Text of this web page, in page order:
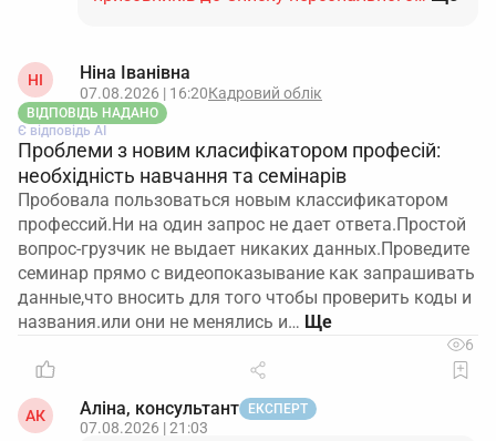
НІ Ніна Іванівна
07.08.2026 | 16:20Кадровий облік
ВІДПОВІДЬ НАДАНО
Є відповідь АІ
Проблеми з новим класифікатором професій:
необхідність навчання та семінарів
Пробовала пользоваться новым классификатором
профессий.Ни на один запрос не дает ответа.Простой
вопрос-грузчик не выдает никаких данных.Проведите
семинар прямо с видеопоказывание как запрашивать
данные,что вносить для того чтобы проверить коды и
названия.или они не менялись и…
6
АК Аліна, консультант ЕКСПЕРТ
07.08.2026 | 21:03